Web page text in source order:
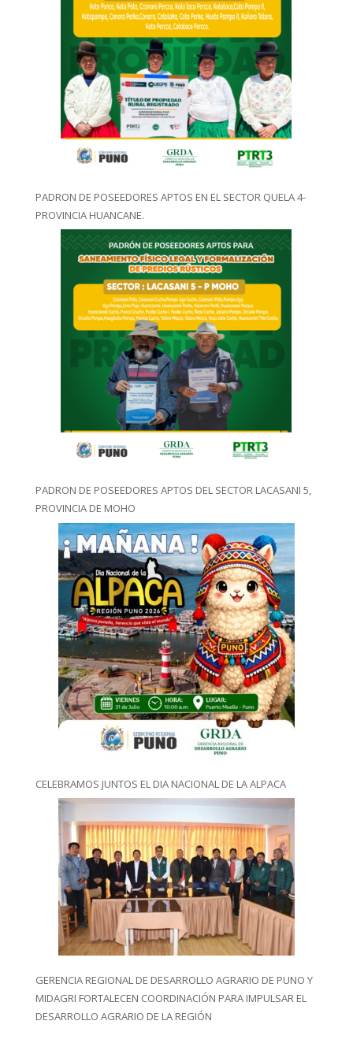
PADRON DE POSEEDORES APTOS EN EL SECTOR QUELA 4-
PROVINCIA HUANCANE.
PADRON DE POSEEDORES APTOS DEL SECTOR LACASANI 5,
PROVINCIA DE MOHO
CELEBRAMOS JUNTOS EL DIA NACIONAL DE LA ALPACA
GERENCIA REGIONAL DE DESARROLLO AGRARIO DE PUNO Y
MIDAGRI FORTALECEN COORDINACIÓN PARA IMPULSAR EL
DESARROLLO AGRARIO DE LA REGIÓN